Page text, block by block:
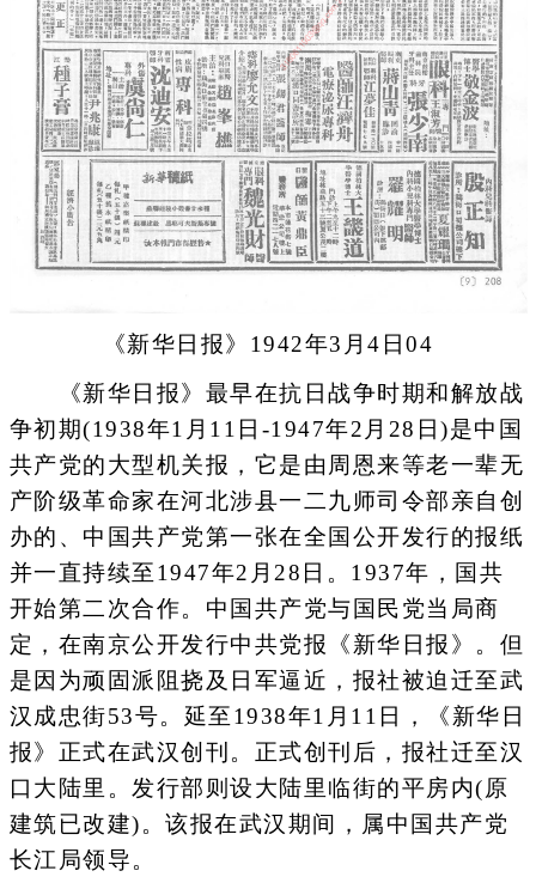
《新华日报》1942年3月4日04
《新华日报》最早在抗日战争时期和解放战
争初期(1938年1月11日-1947年2月28日)是中国
共产党的大型机关报，它是由周恩来等老一辈无
产阶级革命家在河北涉县一二九师司令部亲自创
办的、中国共产党第一张在全国公开发行的报纸
并一直持续至1947年2月28日。1937年，国共
开始第二次合作。中国共产党与国民党当局商
定，在南京公开发行中共党报《新华日报》。但
是因为顽固派阻挠及日军逼近，报社被迫迁至武
汉成忠街53号。延至1938年1月11日，《新华日
报》正式在武汉创刊。正式创刊后，报社迁至汉
口大陆里。发行部则设大陆里临街的平房内(原
建筑已改建)。该报在武汉期间，属中国共产党
长江局领导。